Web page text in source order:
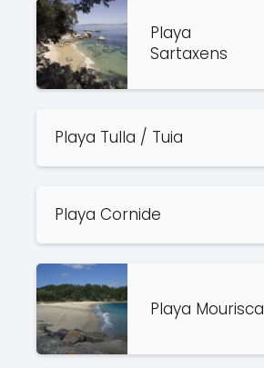
Playa
Sartaxens
Playa Tulla / Tuia
Playa Cornide
Playa Mourisca